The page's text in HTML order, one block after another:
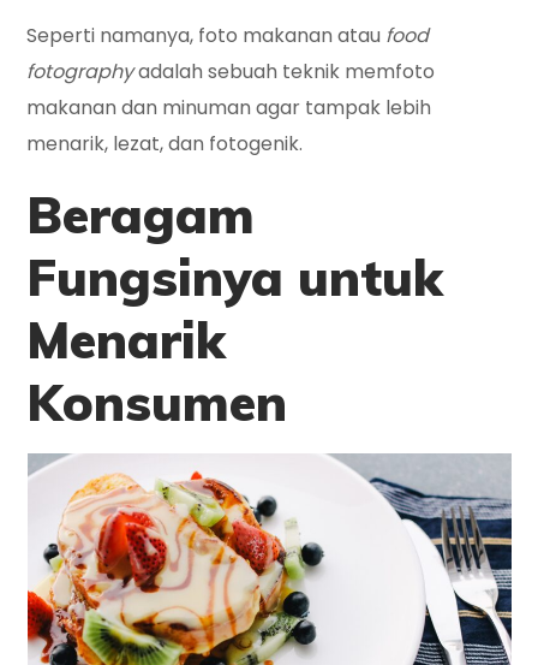
Seperti namanya, foto makanan atau food
fotographyadalah sebuah teknik memfoto
makanan dan minuman agar tampak lebih
menarik, lezat, dan fotogenik.
Beragam
Fungsinya untuk
Menarik
Konsumen